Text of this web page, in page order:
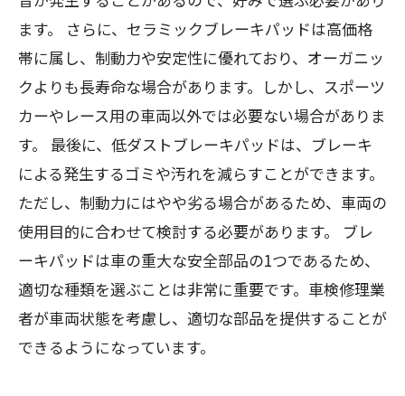
ます。 さらに、セラミックブレーキパッドは高価格
帯に属し、制動力や安定性に優れており、オーガニッ
クよりも長寿命な場合があります。しかし、スポーツ
カーやレース用の車両以外では必要ない場合がありま
す。 最後に、低ダストブレーキパッドは、ブレーキ
による発生するゴミや汚れを減らすことができます。
ただし、制動力にはやや劣る場合があるため、車両の
使用目的に合わせて検討する必要があります。 ブレ
ーキパッドは車の重大な安全部品の1つであるため、
適切な種類を選ぶことは非常に重要です。車検修理業
者が車両状態を考慮し、適切な部品を提供することが
できるようになっています。